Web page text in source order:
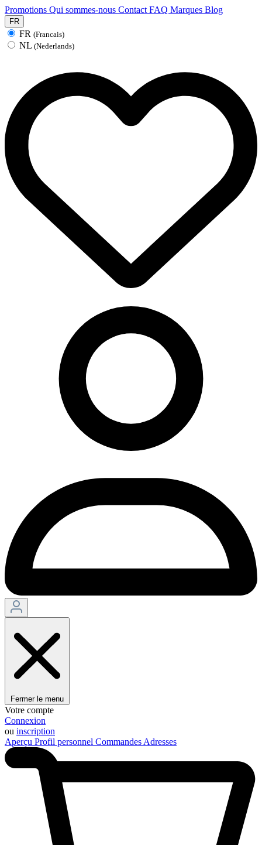
Promotions Qui sommes-nous Contact FAQ Marques Blog
FR
FR (Francais)
NL (Nederlands)
Fermer le menu
Votre compte
Connexion
ou inscription
Aperçu Profil personnel Commandes Adresses